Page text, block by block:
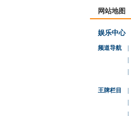
网站地图
娱乐中心
频道导航
王牌栏目